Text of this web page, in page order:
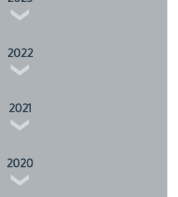
2022
2021
2020